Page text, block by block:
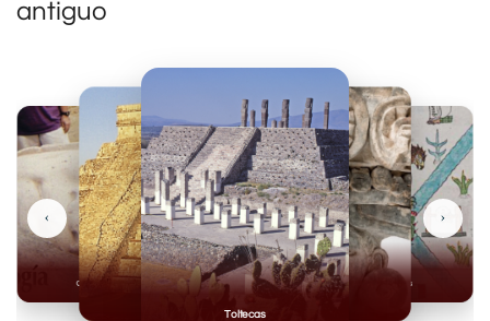
antiguo
Toltecas
Mexicas
Olmecas
‹ ›